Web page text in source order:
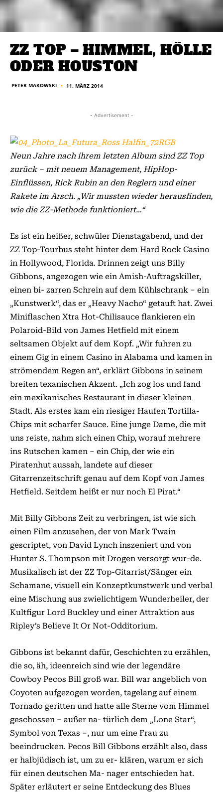
ZZ TOP – HIMMEL, HÖLLE
ODER HOUSTON
PETER MAKOWSKI ■ 11. MÄRZ 2014
- Advertisement -
Neun Jahre nach ihrem letzten Album sind ZZ Top
zurück – mit neuem Management, HipHop-
Einflüssen, Rick Rubin an den Reglern und einer
Rakete im Arsch. „Wir mussten wieder herausfinden,
wie die ZZ-Methode funktioniert…“
Es ist ein heißer, schwüler Dienstagabend, und der
ZZ Top-Tourbus steht hinter dem Hard Rock Casino
in Hollywood, Florida. Drinnen zeigt uns Billy
Gibbons, angezogen wie ein Amish-Auftragskiller,
einen bi- zarren Schrein auf dem Kühlschrank – ein
„Kunstwerk“, das er „Heavy Nacho“ getauft hat. Zwei
Miniflaschen Xtra Hot-Chilisauce flankieren ein
Polaroid-Bild von James Hetfield mit einem
seltsamen Objekt auf dem Kopf. „Wir fuhren zu
einem Gig in einem Casino in Alabama und kamen in
strömendem Regen an“, erklärt Gibbons in seinem
breiten texanischen Akzent. „Ich zog los und fand
ein mexikanisches Restaurant in dieser kleinen
Stadt. Als erstes kam ein riesiger Haufen Tortilla-
Chips mit scharfer Sauce. Eine junge Dame, die mit
uns reiste, nahm sich einen Chip, worauf mehrere
ins Rutschen kamen – ein Chip, der wie ein
Piratenhut aussah, landete auf dieser
Gitarrenzeitschrift genau auf dem Kopf von James
Hetfield. Seitdem heißt er nur noch El Pirat.“
Mit Billy Gibbons Zeit zu verbringen, ist wie sich
einen Film anzusehen, der von Mark Twain
gescriptet, von David Lynch inszeniert und von
Hunter S. Thompson mit Drogen versorgt wur-de.
Musikalisch ist der ZZ Top-Gitarrist/Sänger ein
Schamane, visuell ein Konzeptkunstwerk und verbal
eine Mischung aus zwielichtigem Wunderheiler, der
Kultfigur Lord Buckley und einer Attraktion aus
Ripley’s Believe It Or Not-Odditorium.
Gibbons ist bekannt dafür, Geschichten zu erzählen,
die so, äh, ideenreich sind wie der legendäre
Cowboy Pecos Bill groß war. Bill war angeblich von
Coyoten aufgezogen worden, tagelang auf einem
Tornado geritten und hatte alle Sterne vom Himmel
geschossen – außer na- türlich dem „Lone Star“,
Symbol von Texas –, nur um eine Frau zu
beeindrucken. Pecos Bill Gibbons erzählt also, dass
er halbjüdisch ist, um zu er- klären, warum er sich
für einen deutschen Ma- nager entschieden hat.
Später erläutert er seine Entdeckung des Blues